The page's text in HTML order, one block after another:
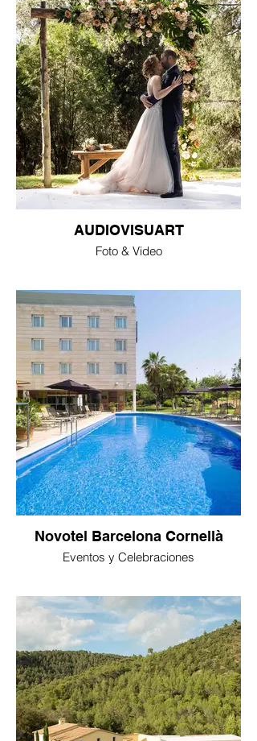
AUDIOVISUART
Foto & Video
Novotel Barcelona Cornellà
Eventos y Celebraciones